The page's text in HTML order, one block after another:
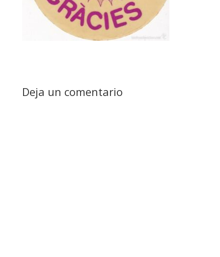
Deja un comentario